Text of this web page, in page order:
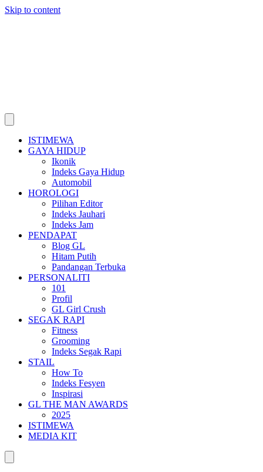
Skip to content
ISTIMEWA
GAYA HIDUP
Ikonik
Indeks Gaya Hidup
Automobil
HOROLOGI
Pilihan Editor
Indeks Jauhari
Indeks Jam
PENDAPAT
Blog GL
Hitam Putih
Pandangan Terbuka
PERSONALITI
101
Profil
GL Girl Crush
SEGAK RAPI
Fitness
Grooming
Indeks Segak Rapi
STAIL
How To
Indeks Fesyen
Inspirasi
GL THE MAN AWARDS
2025
ISTIMEWA
MEDIA KIT